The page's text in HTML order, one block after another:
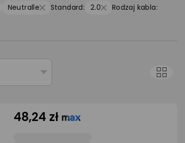
Neutralle Standard: 2.0
Rodzaj kabla:
48,24 zł